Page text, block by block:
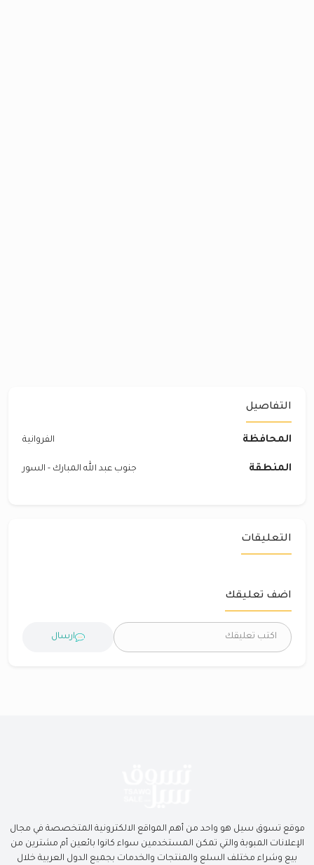
التفاصيل
المحافظة الفروانية
المنطقة جنوب عبد الله المبارك - السور
التعليقات
اضف تعليقك
ارسال
موقع تسوق سيل هو واحد من أهم المواقع الالكترونية المتخصصة في مجال
الإعلانات المبوبة والتي تمكن المستخدمين سواء كانوا بائعين أم مشترين من
بيع وشراء مختلف السلع والمنتجات والخدمات بجميع الدول العربية خلال